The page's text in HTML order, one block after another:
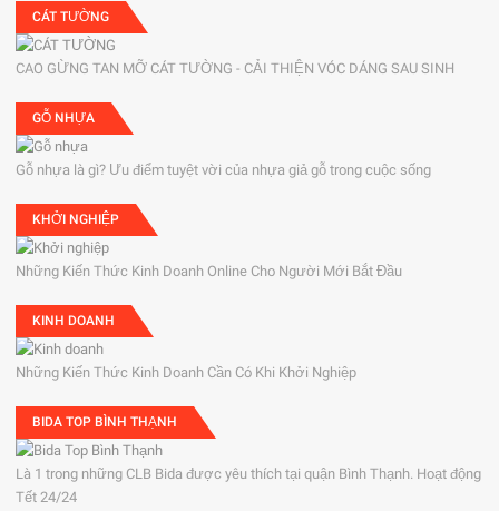
CÁT TƯỜNG
CAO GỪNG TAN MỠ CÁT TƯỜNG - CẢI THIỆN VÓC DÁNG SAU SINH
GỖ NHỰA
Gỗ nhựa là gì? Ưu điểm tuyệt vời của nhựa giả gỗ trong cuộc sống
KHỞI NGHIỆP
Những Kiến Thức Kinh Doanh Online Cho Người Mới Bắt Đầu
KINH DOANH
Những Kiến Thức Kinh Doanh Cần Có Khi Khởi Nghiệp
BIDA TOP BÌNH THẠNH
Là 1 trong những CLB Bida được yêu thích tại quận Bình Thạnh. Hoạt động
Tết 24/24